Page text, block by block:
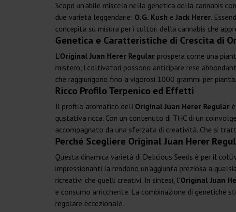
Scopri un'abile miscela nella genetica della cannabis
due varietà leggendarie: O.G. Kush e Jack Herer.
concepita su misura per i cultori della cannabis che
Genetica e Caratteristiche di Crescita di
L'Original Juan Herer Regular prospera come una
mistero, i coltivatori possono anticipare rese
che raggiungono fino a vigorosi 1000 grammi per pianta.
Ricco Profilo Terpenico ed Effetti
Il profilo aromatico dell'Original Juan Herer Regular
gustativa ricca. Con un contenuto di THC di un
accompagnato da una sferzata di creatività. Che si
Perché Scegliere Original Juan Herer
Questa dinamica varietà di Delicious Seeds è per il
impressionanti la rendono un'aggiunta preziosa a
ricreativi che quelli creativi. In sintesi, l'Original Juan
e consumo arricchente. La combinazione di
regolare eccezionale.